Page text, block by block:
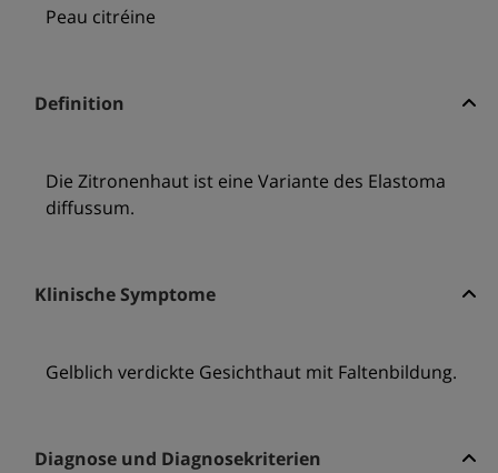
Peau citréine
Definition
Die Zitronenhaut ist eine Variante des Elastoma
diffussum.
Klinische Symptome
Gelblich verdickte Gesichthaut mit Faltenbildung.
Diagnose und Diagnosekriterien